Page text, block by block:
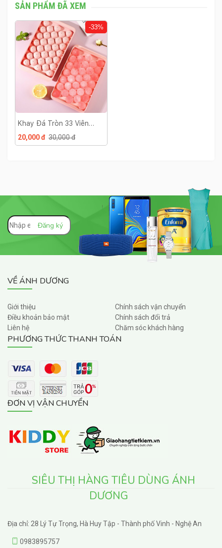
SẢN PHẨM ĐÃ XEM
-33%
Khay Đá Tròn 33 Viên
Khay Rau Câu Viên Tròn
Có Nắp
20,000 đ 30,000 đ
VỀ ÁNH DƯƠNG
Giới thiệu
Điều khoản bảo mật
Liên hệ
Chính sách vận chuyển
Chính sách đổi trả
Chăm sóc khách hàng
PHƯƠNG THỨC THANH TOÁN
ĐƠN VỊ VẬN CHUYỂN
SIÊU THỊ HÀNG TIÊU DÙNG ÁNH
DƯƠNG
Địa chỉ: 28 Lý Tự Trọng, Hà Huy Tập - Thành phố Vinh - Nghệ An
0983895757